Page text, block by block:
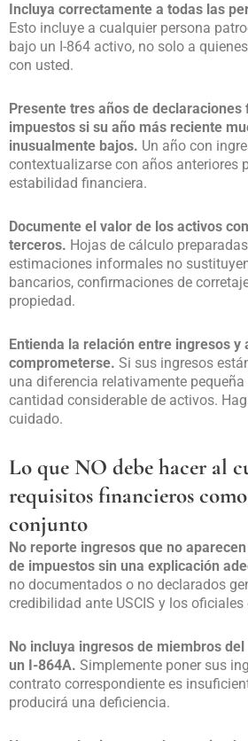
Incluya correctamente a todas las
Esto incluye a cualquier persona
bajo un I-864 activo, no solo a
con usted.
Presente tres años de declaraciones
impuestos si su año más reciente
inusualmente bajos. Un año con
contextualizarse con años anteriores
estabilidad financiera.
Documente el valor de los activos
terceros. Hojas de cálculo
estimaciones informales no
bancarios, confirmaciones de
propiedad.
Entienda la relación entre ingresos y
comprometerse. Si sus ingresos
una diferencia relativamente pequeña
cantidad considerable de activos.
cuidado.
Lo que NO debe hacer al
requisitos financieros
conjunto
No reporte ingresos que no
de impuestos sin una explicación
no documentados o no declarados
credibilidad ante USCIS y los oficiales
No incluya ingresos de miembros
un I-864A. Simplemente poner sus
contrato correspondiente es
producirá una deficiencia.